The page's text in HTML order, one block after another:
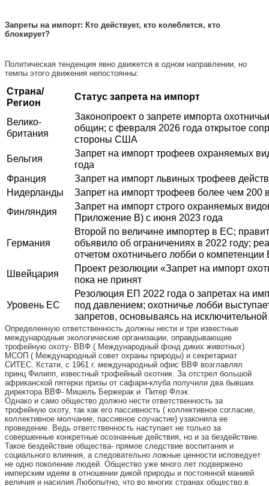
Запреты на импорт: Кто действует, кто колеблется, кто
блокирует?
Политическая тенденция явно движется в одном направлении, но
темпы этого движения непостоянны:
Страна/
Регион
Статус запрета на импорт
Велико-
британия
Законопроект о запрете импорта
общин; с февраля 2026 года открытое
стороны США
Бельгия
Запрет на импорт трофеев охраняемых
года
Франция
Запрет на импорт львиных трофеев
Нидерланды
Запрет на импорт трофеев более чем 200
Финляндия
Запрет на импорт строго охраняемых
Приложение B) с июня 2023 года
Германия
Второй по величине импортер в ЕС;
объявило об ограничениях в 2022 году;
отчетом охотничьего лобби о
Швейцария
Проект резолюции «Запрет на импорт
пока не принят
Уровень ЕС
Резолюция ЕП 2022 года о запретах на
под давлением; охотничье лобби
запретов, основываясь на
Определенную ответственность должны нести и три известные
международные экологические организации, оправдывающие
трофейную охоту- ВВФ ( Международный фонд диких животных)
МСОП ( Международный совет охраны природы) и секретариат
СИТЕС. Кстати, с 1961 г. международный офис ВВФ возглавлял
принц Филипп, известный трофейный охотник. За отстрел большой
африканской пятерки призы от сафари-клуба получили два бывших
директора ВВФ- Мишель Бержерак и Питер Флэк.
Однако и само общество должно нести ответственность за
трофейную охоту, так как его пассивность ( коллективное согласие,
коллективное молчание, пассивное соучастие) узаконила ее
проведение. Ведь ответственность наступает не только за
совершенные конкретные осознанные действия, но и за бездействие.
Такое бездействие общества- прямое следствие воспитания и
социального влияния, а следовательно ложные ценности исповедует
не одно поколение людей. Общество уже много лет подвержено
имперским идеям в отношении дикой природы и постоянной манией
величия и насилия.Любопытно, что во многих странах общество в